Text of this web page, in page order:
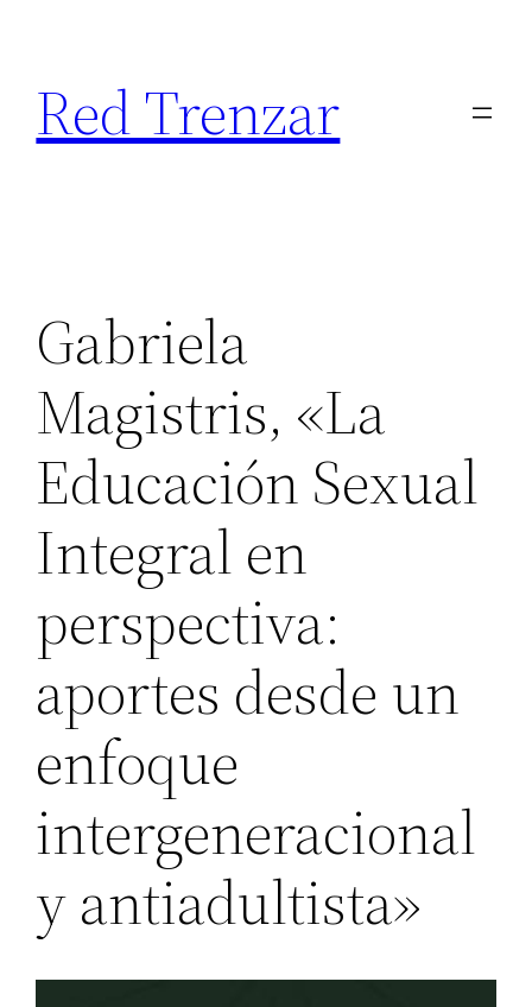
contenido
Red Trenzar
Gabriela
Magistris, «La
Educación Sexual
Integral en
perspectiva:
aportes desde un
enfoque
intergeneracional
y antiadultista»